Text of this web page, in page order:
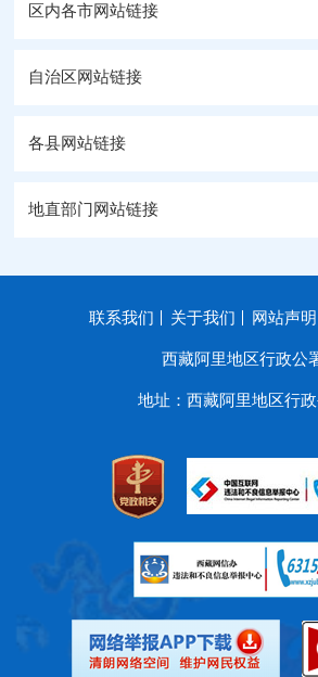
区内各市网站链接
自治区网站链接
各县网站链接
地直部门网站链接
联系我们 关于我们 网站声明
西藏阿里地区行政公
地址：西藏阿里地区行